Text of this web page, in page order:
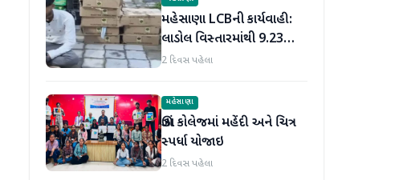
મહેસાણા LCBની કાર્યવાહી:
લાડોલ વિસ્તારમાંથી 9.23
લાખના મુદ્દામાલ સાથે 2 શખ્સો
2 દિવસ પહેલા
મહેસાણા
ઊંઝા કોલેજમાં મહેંદી અને ચિત્ર
સ્પર્ધા યોજાઇ
2 દિવસ પહેલા